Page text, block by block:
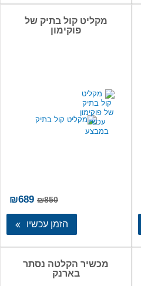
מקליט קול בתיק של
פוקימון
₪850
המחיר
המקורי
היה:
₪850.
₪689
הזמן עכשיו
מכשיר הקלטה נסתר
בארנק